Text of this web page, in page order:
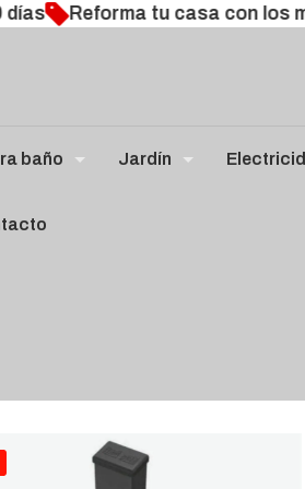
Reforma tu casa con los
baño Jardín